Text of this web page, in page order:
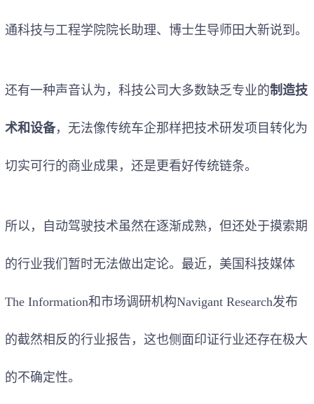
通科技与工程学院院长助理、博士生导师田大新说到。
还有一种声音认为，科技公司大多数缺乏专业的制造技
术和设备，无法像传统车企那样把技术研发项目转化为
切实可行的商业成果，还是更看好传统链条。
所以，自动驾驶技术虽然在逐渐成熟，但还处于摸索期
的行业我们暂时无法做出定论。最近，美国科技媒体
The Information和市场调研机构Navigant Research发布
的截然相反的行业报告，这也侧面印证行业还存在极大
的不确定性。